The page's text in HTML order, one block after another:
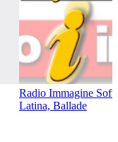
Radio Immagine Soft
Latina, Ballade